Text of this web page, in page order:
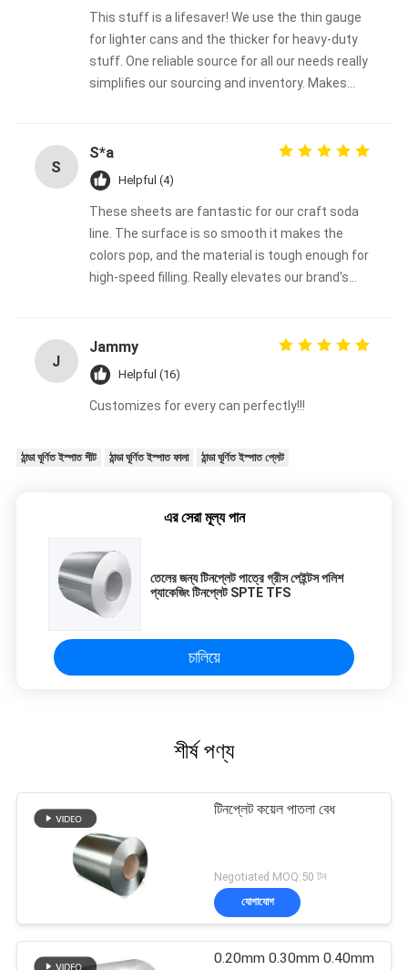
This stuff is a lifesaver! We use the thin gauge
for lighter cans and the thicker for heavy-duty
stuff. One reliable source for all our needs really
simplifies our sourcing and inventory. Makes
S
S*a
Helpful (4)
These sheets are fantastic for our craft soda
line. The surface is so smooth it makes the
colors pop, and the material is tough enough for
high-speed filling. Really elevates our brand's
J
Jammy
Helpful (16)
Customizes for every can perfectly!!!
ঠান্ডা ঘূর্ণিত ইস্পাত শীট ঠান্ডা ঘূর্ণিত ইস্পাত ফালা ঠান্ডা ঘূর্ণিত ইস্পাত প্লেট
এর সেরা মূল্য পান
তেলের জন্য টিনপ্লেট পাত্রে গ্রীস পেইন্টস পলিশ
প্যাকেজিং টিনপ্লেট SPTE TFS
চালিয়ে
শীর্ষ পণ্য
টিনপ্লেট কয়েল পাতলা বেধ
Negotiated MOQ:50 টন
যোগাযোগ
0.20mm 0.30mm 0.40mm